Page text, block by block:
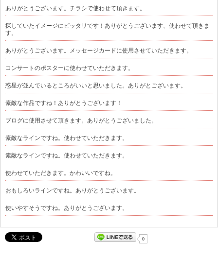
ありがとうございます。チラシで使わせて頂きます。
探していたイメージにピッタリです！ありがとうございます、使わせて頂きま
す。
ありがとうございます。メッセージカードに使用させていただきます。
コンサートのポスターに使わせていただきます。
惑星が並んでいるところがいいと思いました。ありがとございます。
素敵な作品ですね！ありがとうございます！
ブログに使用させて頂きます。ありがとうございました。
素敵なラインですね。使わせていただきます。
素敵なラインですね。使わせていただきます。
使わせていただきます。かわいいですね。
おもしろいラインですね。ありがとうございます。
使いやすそうですね。ありがとうございます。
0